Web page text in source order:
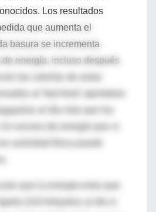
Los resultados
que aumenta el
basura se incrementa
energía, incluso después
al 'fast food' aportaban
al día más que los
exceso de energía que si
actividad física puede
que la energía extra que
(310 kilojulios al día si